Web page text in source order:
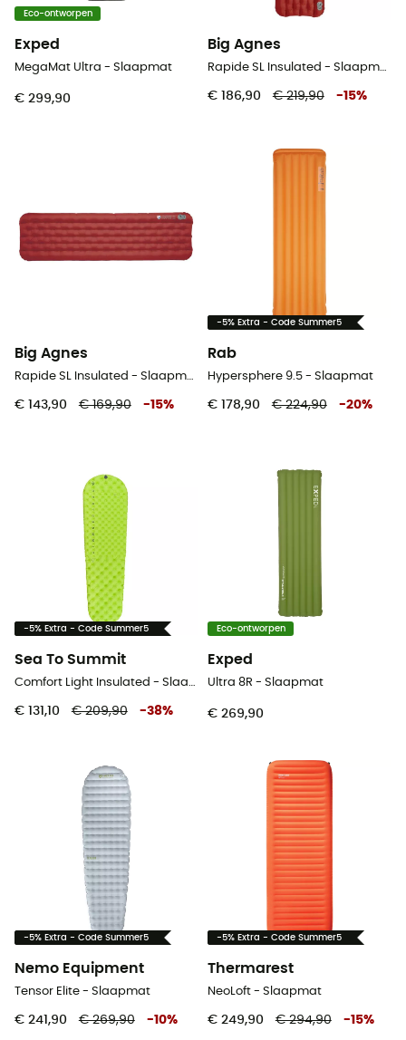
Eco-ontworpen
Exped
MegaMat Ultra - Slaapmat
€ 299,90
Big Agnes
Rapide SL Insulated - Slaapmat
€ 186,90 € 219,90 -15%
Big Agnes
Rapide SL Insulated - Slaapmat
€ 143,90 € 169,90 -15%
-5% Extra - Code Summer5
Rab
Hypersphere 9.5 - Slaapmat
€ 178,90 € 224,90 -20%
-5% Extra - Code Summer5
Sea To Summit
Comfort Light Insulated - Slaapmat
€ 131,10 € 209,90 -38%
Eco-ontworpen
Exped
Ultra 8R - Slaapmat
€ 269,90
-5% Extra - Code Summer5
Nemo Equipment
Tensor Elite - Slaapmat
€ 241,90 € 269,90 -10%
-5% Extra - Code Summer5
Thermarest
NeoLoft - Slaapmat
€ 249,90 € 294,90 -15%